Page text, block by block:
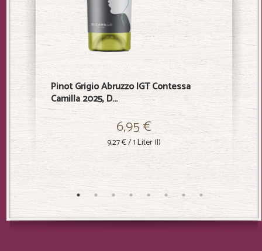
Pinot Grigio Abruzzo IGT Contessa
Camilla 2025, D...
6,95 €
9,27 €/ 1 Liter (l)
2021,